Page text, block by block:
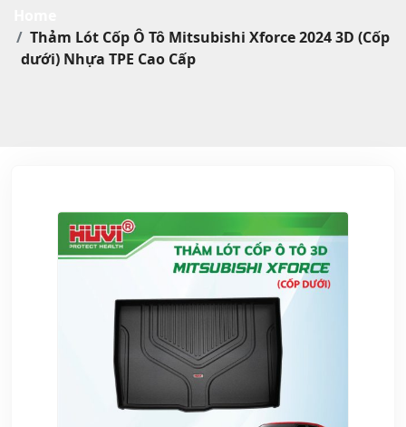
Thảm Lót Cốp Ô Tô Mitsubishi Xforce 2024 3D (Cốp
dưới) Nhựa TPE Cao Cấp